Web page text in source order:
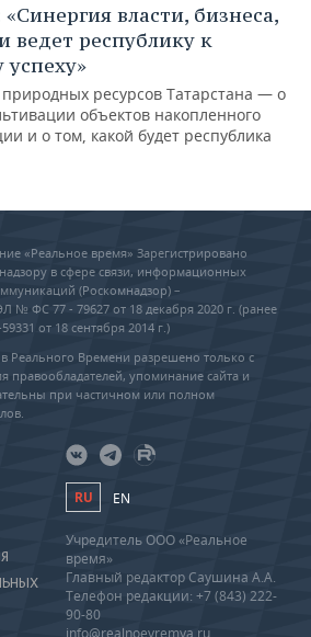
власти, бизнеса,
ведет республику к
успеху»
ресурсов Татарстана — о
объектов накопленного
и о том, какой будет республика
«Реальное время» Зарегистрировано
в сфере связи, информационных
(Роскомнадзор) –
№ ФС 77 - 79627 от 18 декабря 2020 г. (ранее
от 18 сентября 2014 г.)
Реального Времени разрешено только с
правообладателей, упоминание сайта и
при частичном или полном
RU EN
Учредитель ООО «Реальное
время»
Главный редактор Саушина А.А.
Телефон редакции: +7 (843) 222-
90-80
info@realnoevremya.ru